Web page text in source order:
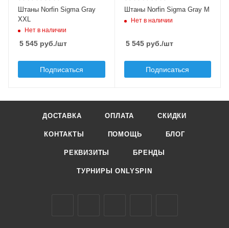
Цвет
серый
Штаны Norfin Sigma Gray
XXL
Нет в наличии
5 545 руб./шт
Подписаться
Цвет
серый
Штаны Norfin Sigma Gray M
Нет в наличии
5 545руб./шт
Подписаться
ДОСТАВКА ОПЛАТА СКИДКИ
КОНТАКТЫ ПОМОЩЬ БЛОГ
РЕКВИЗИТЫ БРЕНДЫ
ТУРНИРЫ ONLYSPIN